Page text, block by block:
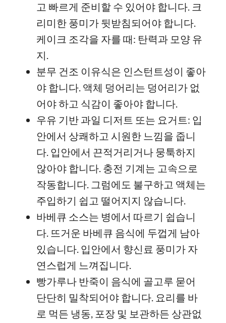
고 빠르게 준비할 수 있어야 합니다. 크
리미한 풍미가 뒷받침되어야 합니다.
케이크 조각을 자를 때: 탄력과 모양 유
지.
분무 건조 이유식은 인스턴트성이 좋아
야 합니다. 액체 덩어리는 덩어리가 없
어야 하고 식감이 좋아야 합니다.
우유 기반 과일 디저트 또는 요거트: 입
안에서 상쾌하고 시원한 느낌을 줍니
다. 입안에서 끈적거리거나 뭉툭하지
않아야 합니다. 충전 기계는 고속으로
작동합니다. 그럼에도 불구하고 액체는
주입하기 쉽고 떨어지지 않습니다.
바베큐 소스는 병에서 따르기 쉽습니
다. 뜨거운 바베큐 음식에 두껍게 남아
있습니다. 입안에서 향신료 풍미가 자
연스럽게 느껴집니다.
빵가루나 반죽이 음식에 골고루 묻어
단단히 밀착되어야 합니다. 요리를 바
로 먹든 냉동, 포장 및 보관하든 상관없